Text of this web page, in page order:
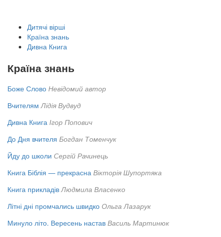
Дитячі вірші
Країна знань
Дивна Книга
Країна знань
Боже Слово Невідомий автор
Вчителям Лідія Вудвуд
Дивна Книга Ігор Попович
До Дня вчителя Богдан Томенчук
Йду до школи Сергій Рачинець
Книга Біблія — прекрасна Вікторія Шупортяка
Книга прикладів Людмила Власенко
Літні дні промчались швидко Ольга Лазарук
Минуло літо. Вересень настав Василь Мартинюк